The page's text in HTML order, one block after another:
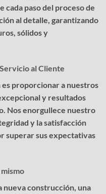
cada paso del proceso de
al detalle, garantizando
sólidos y
al Cliente
es proporcionar a nuestros
y resultados
Nos enorgullece nuestro
y la satisfacción
superar sus expectativas
nueva construcción, una